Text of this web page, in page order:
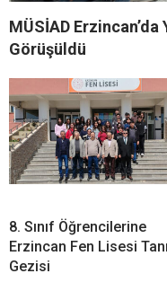
MÜSİAD
Görüşüldü
8. Sınıf Öğrencilerine
Erzincan Fen Lisesi
Gezisi